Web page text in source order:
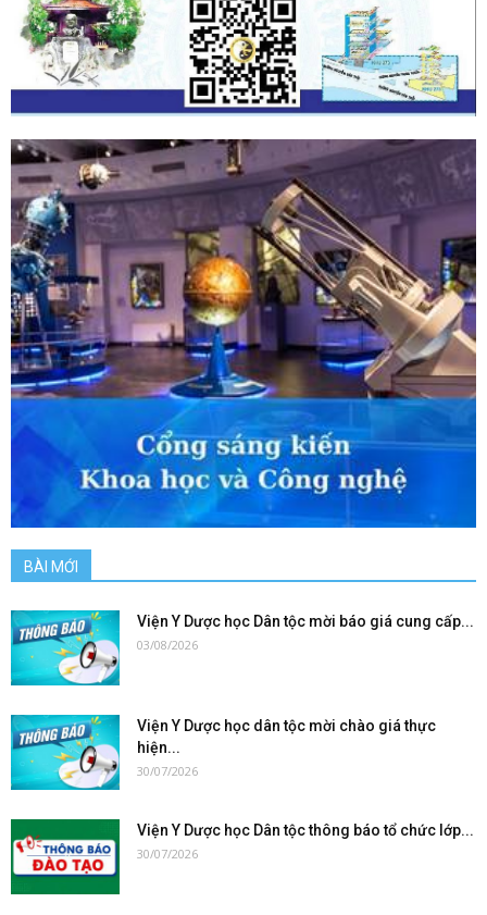
BÀI MỚI
Viện Y Dược học Dân tộc mời báo giá cung cấp...
03/08/2026
Viện Y Dược học dân tộc mời chào giá thực
hiện...
30/07/2026
Viện Y Dược học Dân tộc thông báo tổ chức lớp...
30/07/2026